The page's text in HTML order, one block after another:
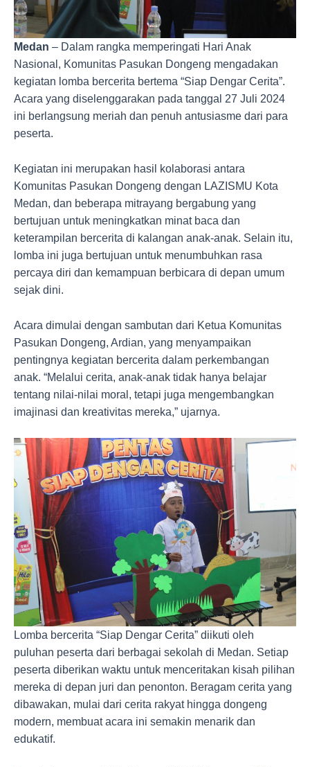
Medan – Dalam rangka memperingati Hari Anak
Nasional, Komunitas Pasukan Dongeng mengadakan
kegiatan lomba bercerita bertema “Siap Dengar Cerita”.
Acara yang diselenggarakan pada tanggal 27 Juli 2024
ini berlangsung meriah dan penuh antusiasme dari para
peserta.
Kegiatan ini merupakan hasil kolaborasi antara
Komunitas Pasukan Dongeng dengan LAZISMU Kota
Medan, dan beberapa mitrayang bergabung yang
bertujuan untuk meningkatkan minat baca dan
keterampilan bercerita di kalangan anak-anak. Selain itu,
lomba ini juga bertujuan untuk menumbuhkan rasa
percaya diri dan kemampuan berbicara di depan umum
sejak dini.
Acara dimulai dengan sambutan dari Ketua Komunitas
Pasukan Dongeng, Ardian, yang menyampaikan
pentingnya kegiatan bercerita dalam perkembangan
anak. “Melalui cerita, anak-anak tidak hanya belajar
tentang nilai-nilai moral, tetapi juga mengembangkan
imajinasi dan kreativitas mereka,” ujarnya.
Lomba bercerita “Siap Dengar Cerita” diikuti oleh
puluhan peserta dari berbagai sekolah di Medan. Setiap
peserta diberikan waktu untuk menceritakan kisah pilihan
mereka di depan juri dan penonton. Beragam cerita yang
dibawakan, mulai dari cerita rakyat hingga dongeng
modern, membuat acara ini semakin menarik dan
edukatif.